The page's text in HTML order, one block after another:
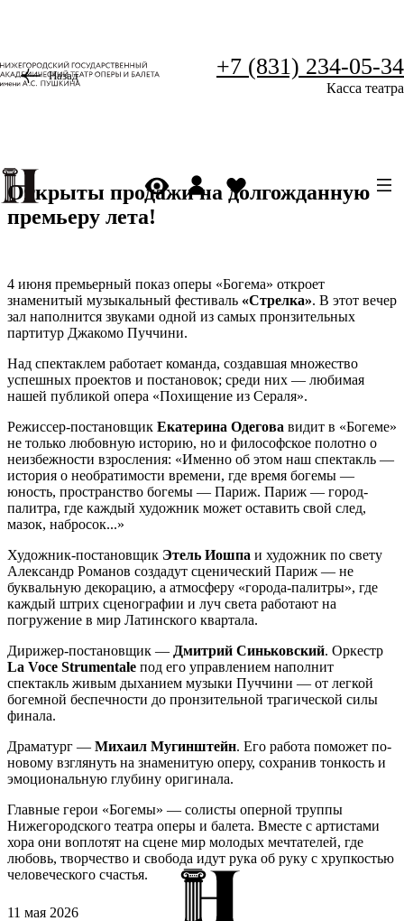
+7 (831) 234-05-34
Касса театра
Назад
Открыты продажи на долгожданную
премьеру лета!
4 июня премьерный показ оперы «Богема» откроет
знаменитый музыкальный фестиваль «Стрелка». В этот вечер
зал наполнится звуками одной из самых пронзительных
партитур Джакомо Пуччини.
Над спектаклем работает команда, создавшая множество
успешных проектов и постановок; среди них — любимая
нашей публикой опера «Похищение из Сераля».
Режиссер-постановщик Екатерина Одегова видит в «Богеме»
не только любовную историю, но и философское полотно о
неизбежности взросления: «Именно об этом наш спектакль —
история о необратимости времени, где время богемы —
юность, пространство богемы — Париж. Париж — город-
палитра, где каждый художник может оставить свой след,
мазок, набросок...»
Художник-постановщик Этель Иошпа и художник по свету
Александр Романов создадут сценический Париж — не
буквальную декорацию, а атмосферу «города-палитры», где
каждый штрих сценографии и луч света работают на
погружение в мир Латинского квартала.
Дирижер-постановщик — Дмитрий Синьковский. Оркестр
La Voce Strumentale под его управлением наполнит
спектакль живым дыханием музыки Пуччини — от легкой
богемной беспечности до пронзительной трагической силы
финала.
Драматург — Михаил Мугинштейн. Его работа поможет по-
новому взглянуть на знаменитую оперу, сохранив тонкость и
эмоциональную глубину оригинала.
Главные герои «Богемы» — солисты оперной труппы
Нижегородского театра оперы и балета. Вместе с артистами
хора они воплотят на сцене мир молодых мечтателей, где
любовь, творчество и свобода идут рука об руку с хрупкостью
человеческого счастья.
11 мая 2026